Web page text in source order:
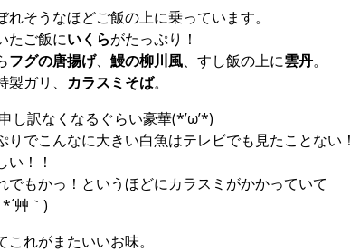
れそうなほどご飯の上に乗っています。
たご飯にいくらがたっぷり！
フグの唐揚げ、 鰻の柳川風、すし飯の上に雲丹。
製ガリ、 カラスミそば。
し訳なくなるぐらい豪華(*’ω’*)
りでこんなに大きい白魚はテレビでも見たことない！
い！！
でもかっ！というほどにカラスミがかかっていて
艸｀)
れがまたいいお味。